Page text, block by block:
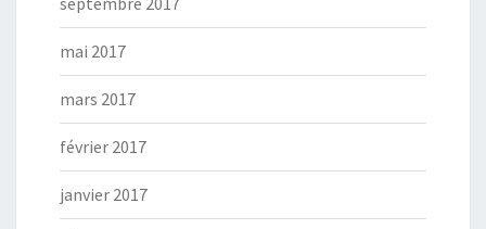
mai 2017
mars 2017
février 2017
janvier 2017